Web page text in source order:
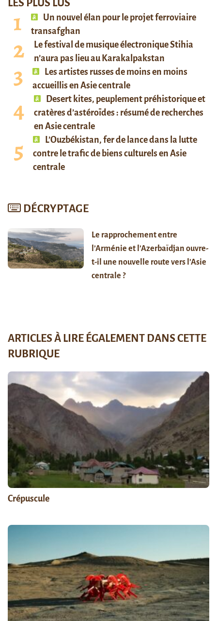
LES PLUS LUS
Un nouvel élan pour le projet ferroviaire
transafghan
Le festival de musique électronique Stihia
n’aura pas lieu au Karakalpakstan
Les artistes russes de moins en moins
accueillis en Asie centrale
Desert kites, peuplement préhistorique et
cratères d’astéroïdes : résumé de recherches
en Asie centrale
L’Ouzbékistan, fer de lance dans la lutte
contre le trafic de biens culturels en Asie
centrale
DÉCRYPTAGE
Le rapprochement entre
l’Arménie et l’Azerbaïdjan ouvre-
t-il une nouvelle route vers l’Asie
centrale ?
ARTICLES À LIRE ÉGALEMENT DANS CETTE
RUBRIQUE
Crépuscule